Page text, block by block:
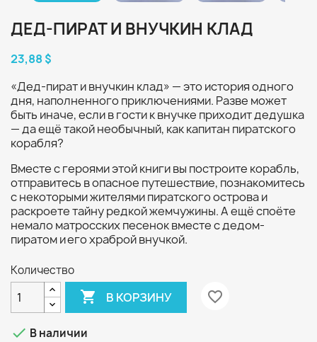
ДЕД-ПИРАТ И ВНУЧКИН КЛАД
23,88 $
«Дед-пират и внучкин клад» — это история одного
дня, наполненного приключениями. Разве может
быть иначе, если в гости к внучке приходит дедушка
— да ещё такой необычный, как капитан пиратского
корабля?
Вместе с героями этой книги вы построите корабль,
отправитесь в опасное путешествие, познакомитесь
с некоторыми жителями пиратского острова и
раскроете тайну редкой жемчужины. А ещё споёте
немало матросских песенок вместе с дедом-
пиратом и его храброй внучкой.
Количество
 В КОРЗИНУ favorite_border
 В наличии